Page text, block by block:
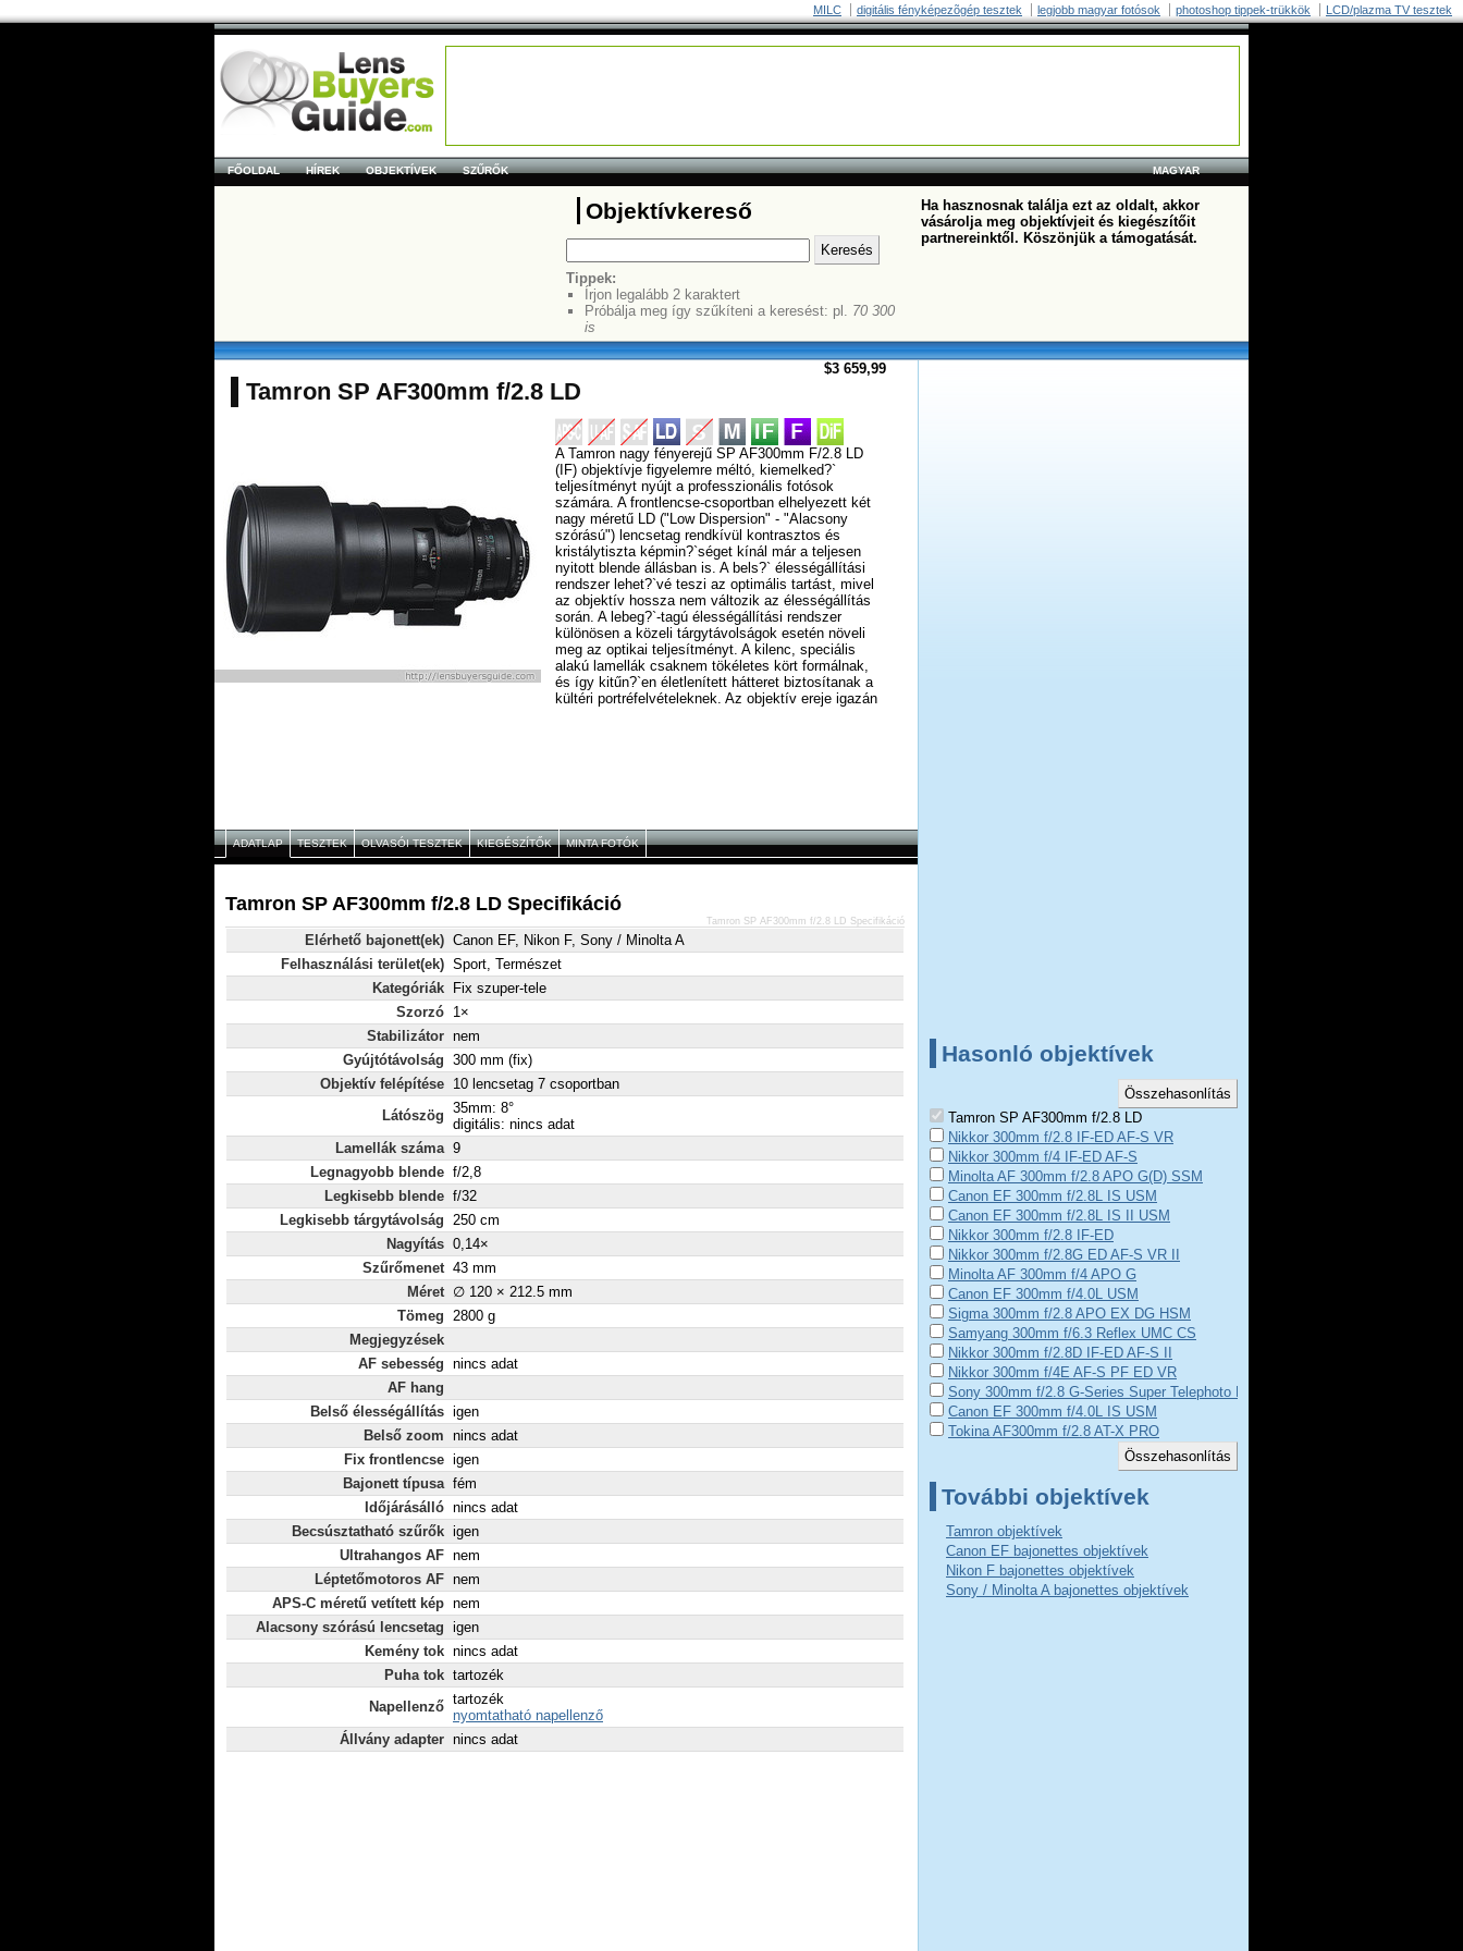
MILC digitális fényképezõgép tesztek legjobb magyar fotósok photoshop tippek-trükkök LCD/plazma TV tesztek
MAGYAR
FŐOLDAL HÍREK OBJEKTÍVEK SZŰRŐK
Objektívkereső
Tippek:
Írjon legalább 2 karaktert
Próbálja meg így szűkíteni a keresést: pl. 70 300
is
Ha hasznosnak találja ezt az oldalt, akkor
vásárolja meg objektívjeit és kiegészítőit
partnereinktől. Köszönjük a támogatását.
$3 659,99
Tamron SP AF300mm f/2.8 LD
A Tamron nagy fényerejű SP AF300mm F/2.8 LD
(IF) objektívje figyelemre méltó, kiemelked?`
teljesítményt nyújt a professzionális fotósok
számára. A frontlencse-csoportban elhelyezett két
nagy méretű LD ("Low Dispersion" - "Alacsony
szórású") lencsetag rendkívül kontrasztos és
kristálytiszta képmin?`séget kínál már a teljesen
nyitott blende állásban is. A bels?` élességállítási
rendszer lehet?`vé teszi az optimális tartást, mivel
az objektív hossza nem változik az élességállítás
során. A lebeg?`-tagú élességállítási rendszer
különösen a közeli tárgytávolságok esetén növeli
meg az optikai teljesítményt. A kilenc, speciális
alakú lamellák csaknem tökéletes kört formálnak,
és így kitűn?`en életlenített hátteret biztosítanak a
kültéri portréfelvételeknek. Az objektív ereje igazán
egy lecsatolható állványt is.
ADATLAP TESZTEK OLVASÓI TESZTEK KIEGÉSZÍTŐK MINTA FOTÓK
Tamron SP AF300mm f/2.8 LD Specifikáció
Elérhető bajonett(ek) Canon EF, Nikon F, Sony / Minolta A
Felhasználási terület(ek) Sport, Természet
Kategóriák
Fix szuper-tele
Szorzó 1×
Stabilizátor nem
Gyújtótávolság 300 mm (fix)
Objektív felépítése 10 lencsetag 7 csoportban
Látószög 35mm: 8°
digitális: nincs adat
Lamellák száma 9
Legnagyobb blende f/2,8
Legkisebb blende f/32
Legkisebb tárgytávolság 250 cm
Nagyítás 0,14×
Szűrőmenet 43 mm
Méret ∅ 120 × 212.5 mm
Tömeg 2800 g
Megjegyzések
AF sebesség nincs adat
AF hang
Belső élességállítás igen
Belső zoom nincs adat
Fix frontlencse igen
Bajonett típusa fém
Időjárásálló nincs adat
Becsúsztatható szűrők igen
Ultrahangos AF nem
Léptetőmotoros AF nem
APS-C méretű vetített kép nem
Alacsony szórású lencsetag igen
Kemény tok nincs adat
Puha tok tartozék
Napellenző tartozék
nyomtatható napellenző
Állvány adapter nincs adat
Tamron SP AF300mm f/2.8 LD Specifikáció
Hasonló objektívek
Tamron SP AF300mm f/2.8 LD
Nikkor 300mm f/2.8 IF-ED AF-S VR
Nikkor 300mm f/4 IF-ED AF-S
Minolta AF 300mm f/2.8 APO G(D) SSM
Canon EF 300mm f/2.8L IS USM
Canon EF 300mm f/2.8L IS II USM
Nikkor 300mm f/2.8 IF-ED
Nikkor 300mm f/2.8G ED AF-S VR II
Minolta AF 300mm f/4 APO G
Canon EF 300mm f/4.0L USM
Sigma 300mm f/2.8 APO EX DG HSM
Samyang 300mm f/6.3 Reflex UMC CS
Nikkor 300mm f/2.8D IF-ED AF-S II
Nikkor 300mm f/4E AF-S PF ED VR
Sony 300mm f/2.8 G-Series Super Telephoto Lens
Canon EF 300mm f/4.0L IS USM
Tokina AF300mm f/2.8 AT-X PRO
További objektívek
Tamron objektívek
Canon EF bajonettes objektívek
Nikon F bajonettes objektívek
Sony / Minolta A bajonettes objektívek